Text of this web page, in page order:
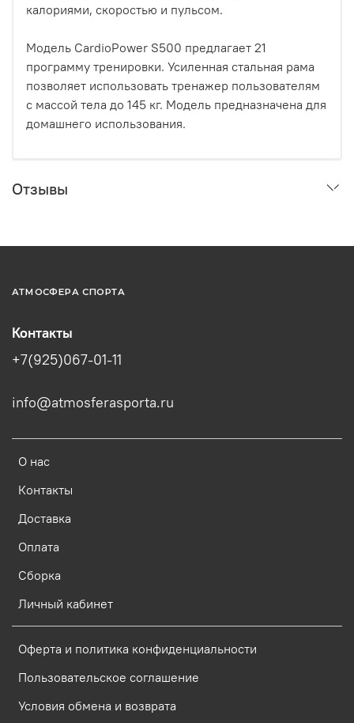
калориями, скоростью и пульсом.
Модель CardioPower S500 предлагает 21
программу тренировки. Усиленная стальная рама
позволяет использовать тренажер пользователям
с массой тела до 145 кг. Модель предназначена для
домашнего использования.
Отзывы
АТМОСФЕРА СПОРТА
О нас
Контакты
Доставка
Оплата
Сборка
Личный кабинет
Оферта и политика конфиденциальности
Пользовательское соглашение
Условия обмена и возврата
Контакты
+7(925)067-01-11
info@atmosferasporta.ru